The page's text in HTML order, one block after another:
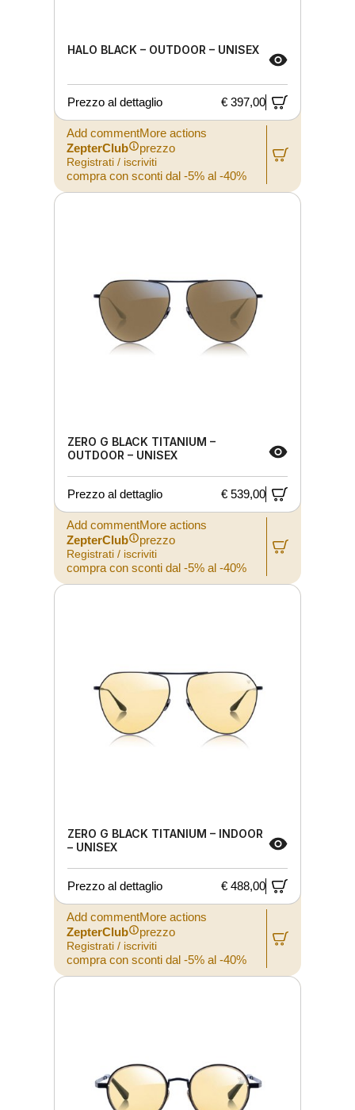
HALO BLACK – OUTDOOR – UNISEX
Prezzo al dettaglio € 397,00
Add commentMore actions
ZepterClub
prezzo
Registrati / iscriviti
compra con sconti dal -5% al -40%
ZERO G BLACK TITANIUM –
OUTDOOR – UNISEX
Prezzo al dettaglio € 539,00
Add commentMore actions
ZepterClub
prezzo
Registrati / iscriviti
compra con sconti dal -5% al -40%
ZERO G BLACK TITANIUM – INDOOR
– UNISEX
Prezzo al dettaglio € 488,00
Add commentMore actions
ZepterClub
prezzo
Registrati / iscriviti
compra con sconti dal -5% al -40%